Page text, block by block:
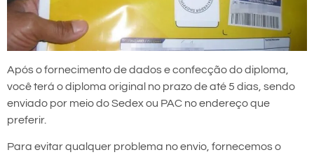
Após o fornecimento de dados e confecção do diploma,
você terá o diploma original no prazo de até 5 dias, sendo
enviado por meio do Sedex ou PAC no endereço que
preferir.
Para evitar qualquer problema no envio, fornecemos o